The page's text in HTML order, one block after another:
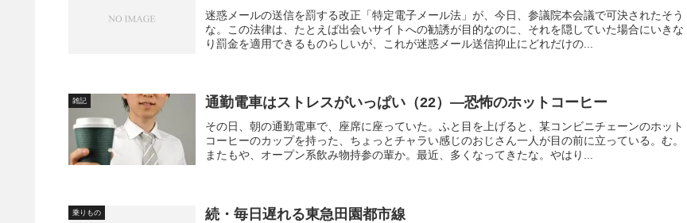
迷惑メールの送信を罰する改正「特定電子メール法」が、今日、参議院本会議で可決されたそう
な。この法律は、たとえば出会いサイトへの勧誘が目的なのに、それを隠していた場合にいきな
り罰金を適用できるものらしいが、これが迷惑メール送信抑止にどれだけの...
雑記 通勤電車はストレスがいっぱい（22）―恐怖のホットコーヒー
その日、朝の通勤電車で、座席に座っていた。ふと目を上げると、某コンビニチェーンのホット
コーヒーのカップを持った、ちょっとチャラい感じのおじさん一人が目の前に立っている。む。
またもや、オープン系飲み物持参の輩か。最近、多くなってきたな。やはり...
乗りもの 続・毎日遅れる東急田園都市線